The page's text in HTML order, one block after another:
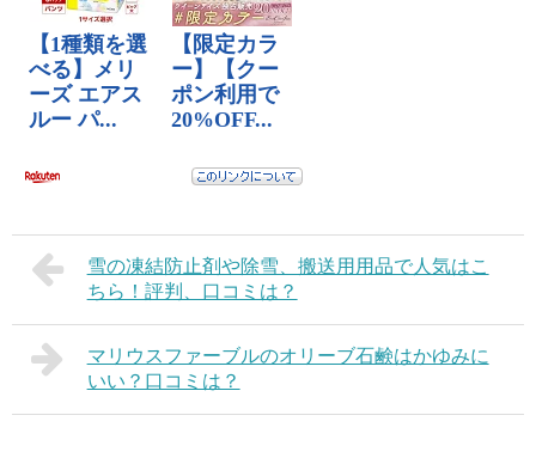
雪の凍結防止剤や除雪、搬送用用品で人気はこ
ちら！評判、口コミは？
マリウスファーブルのオリーブ石鹸はかゆみに
いい？口コミは？